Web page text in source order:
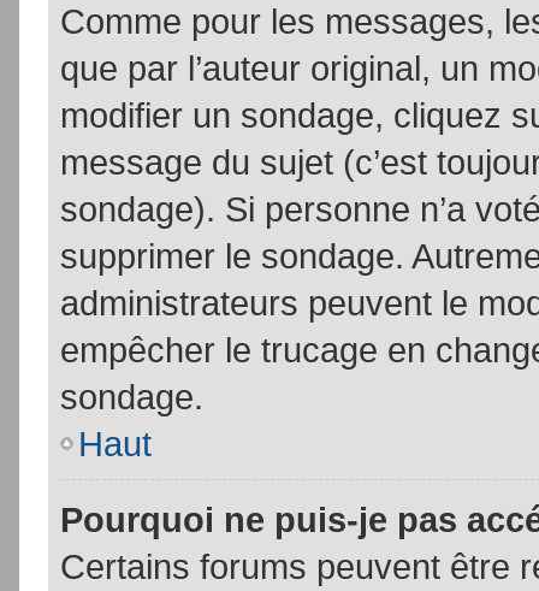
Comme pour les messages,
que par l’auteur original, un
modifier un sondage, cliquez
message du sujet (c’est
sondage). Si personne n’a
supprimer le sondage.
administrateurs peuvent le
empêcher le trucage en
sondage.
Haut
Pourquoi ne puis-je pas
Certains forums peuvent être